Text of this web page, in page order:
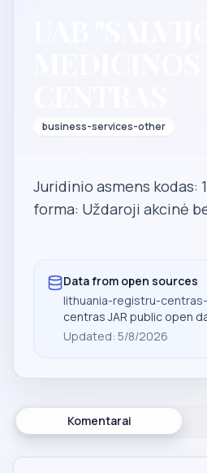
business-services-other
Juridinio asmens kodas:
forma: Uždaroji akcinė
Data from open sources
lithuania-registru-
centras JAR public open
Updated: 5/8/2026
Komentarai